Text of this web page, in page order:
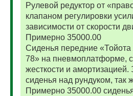
Рулевой редуктор от
клапаном регулировки
зависимости от скорости
Примерно 35000.00
Сиденья передние
78» на пневмоплатформе, с
жесткости и
сиденья над рундуком, так
Примерно 35000.00